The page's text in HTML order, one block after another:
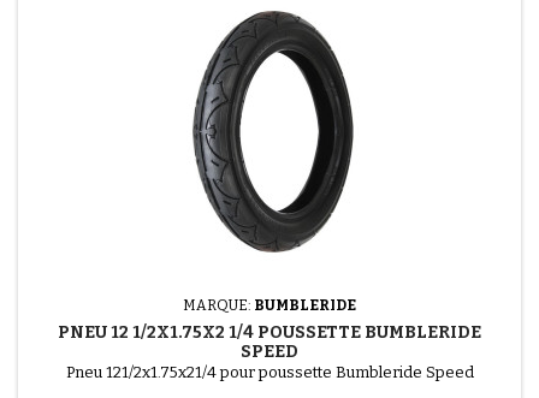
MARQUE: BUMBLERIDE
PNEU 12 1/2X1.75X2 1/4 POUSSETTE BUMBLERIDE
SPEED
Pneu 121/2x1.75x21/4 pour poussette Bumbleride Speed